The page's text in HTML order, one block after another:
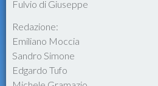
Fulvio di Giuseppe
Redazione:
Emiliano Moccia
Sandro Simone
Edgardo Tufo